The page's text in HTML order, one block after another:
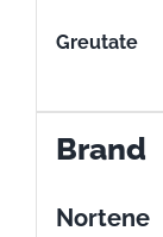
Greutate
Brand
Nortene